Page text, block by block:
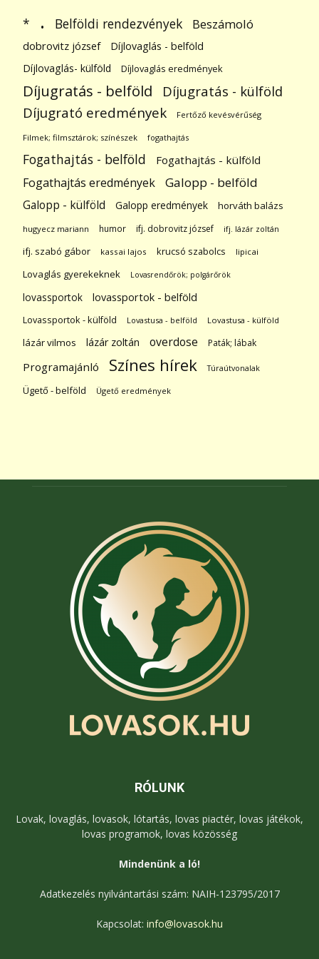
* . Belföldi rendezvények Beszámoló
dobrovitz józsef
Díjlovaglás - belföld
Díjlovaglás- külföld
Díjlovaglás eredmények
Díjugratás - belföld Díjugratás - külföld
Díjugrató eredmények Fertőző kevésvérűség
Filmek; filmsztárok; színészek fogathajtás
Fogathajtás - belföld Fogathajtás - külföld
Fogathajtás eredmények Galopp - belföld
Galopp - külföld Galopp eredmények horváth balázs
hugyecz mariann humor ifj. dobrovitz józsef ifj. lázár zoltán
ifj. szabó gábor kassai lajos krucsó szabolcs lipicai
Lovaglás gyerekeknek Lovasrendőrök; polgárőrök
lovassportok lovassportok - belföld
Lovassportok - külföld Lovastusa - belföld Lovastusa - külföld
lázár vilmos lázár zoltán overdose Paták; lábak
Programajánló Színes hírek Túraútvonalak
Ügető - belföld Ügető eredmények
RÓLUNK
Lovak, lovaglás, lovasok, lótartás, lovas piactér, lovas játékok,
lovas programok, lovas közösség
Mindenünk a ló!
Adatkezelés nyilvántartási szám: NAIH-123795/2017
Kapcsolat: info@lovasok.hu